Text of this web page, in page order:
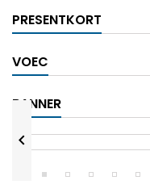
PRESENTKORT
VOEC
BANNER
